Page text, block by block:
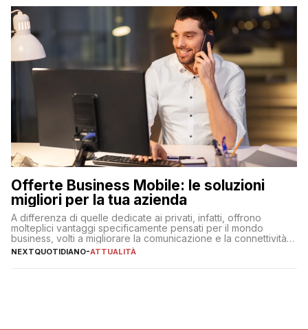
Offerte Business Mobile: le soluzioni
migliori per la tua azienda
A differenza di quelle dedicate ai privati, infatti, offrono
molteplici vantaggi specificamente pensati per il mondo
business, volti a migliorare la comunicazione e la connettività
degli utenti
NEXTQUOTIDIANO-ATTUALITÀ